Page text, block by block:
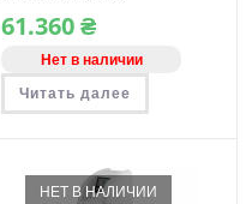
Thinkwater Blue 16
61.360₴
Нет в наличии
Читать далее
НЕТ В НАЛИЧИИ